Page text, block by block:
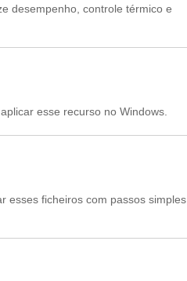
desempenho, controle térmico e
esse recurso no Windows.
esses ficheiros com passos simples